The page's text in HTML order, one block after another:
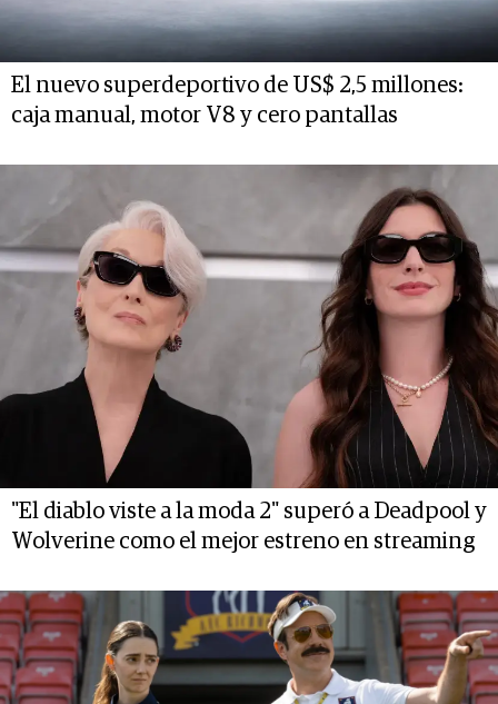
El nuevo superdeportivo de US$ 2,5 millones:
caja manual, motor V8 y cero pantallas
"El diablo viste a la moda 2" superó a Deadpool y
Wolverine como el mejor estreno en streaming